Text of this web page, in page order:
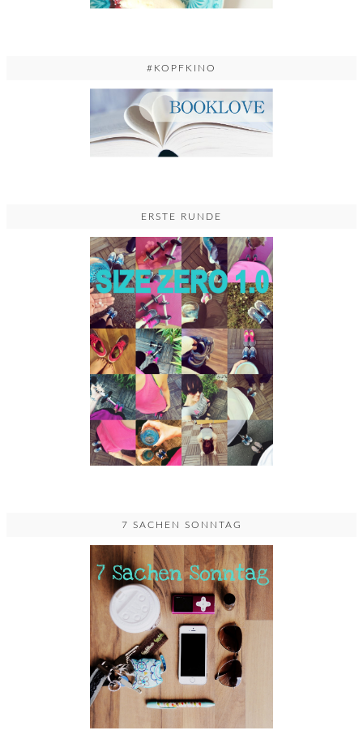
#KOPFKINO
ERSTE RUNDE
7 SACHEN SONNTAG